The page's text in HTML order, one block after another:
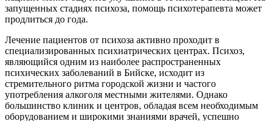
запущенных стадиях психоза, помощь психотерапевта может
продлиться до года.
Лечение пациентов от психоза активно проходит в
специализированных психиатрических центрах. Психоз,
являющийся одним из наиболее распространенных
психических заболеваний в Бийске, исходит из
стремительного ритма городской жизни и частого
употребления алкоголя местными жителями. Однако
большинство клиник и центров, обладая всем необходимым
оборудованием и широкими знаниями врачей, успешно